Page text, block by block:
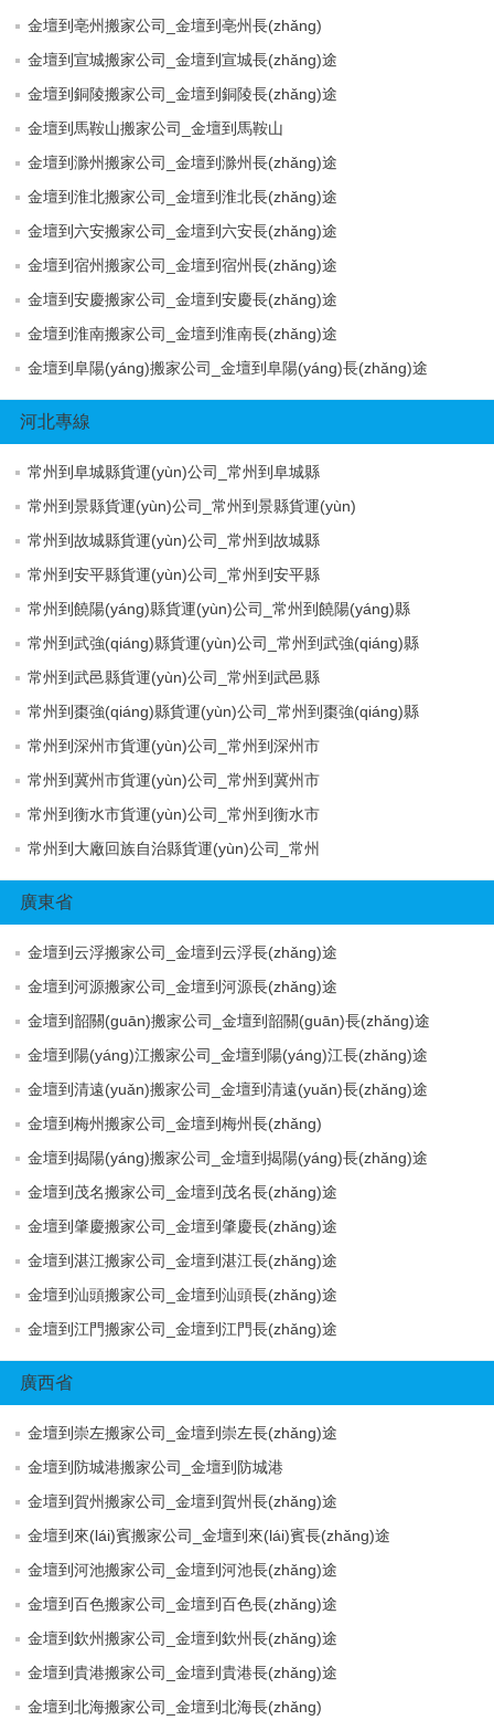
金壇到亳州搬家公司_金壇到亳州長(zhǎng)
金壇到宣城搬家公司_金壇到宣城長(zhǎng)途
金壇到銅陵搬家公司_金壇到銅陵長(zhǎng)途
金壇到馬鞍山搬家公司_金壇到馬鞍山
金壇到滁州搬家公司_金壇到滁州長(zhǎng)途
金壇到淮北搬家公司_金壇到淮北長(zhǎng)途
金壇到六安搬家公司_金壇到六安長(zhǎng)途
金壇到宿州搬家公司_金壇到宿州長(zhǎng)途
金壇到安慶搬家公司_金壇到安慶長(zhǎng)途
金壇到淮南搬家公司_金壇到淮南長(zhǎng)途
金壇到阜陽(yáng)搬家公司_金壇到阜陽(yáng)長(zhǎng)途
河北專線
常州到阜城縣貨運(yùn)公司_常州到阜城縣
常州到景縣貨運(yùn)公司_常州到景縣貨運(yùn)
常州到故城縣貨運(yùn)公司_常州到故城縣
常州到安平縣貨運(yùn)公司_常州到安平縣
常州到饒陽(yáng)縣貨運(yùn)公司_常州到饒陽(yáng)縣
常州到武強(qiáng)縣貨運(yùn)公司_常州到武強(qiáng)縣
常州到武邑縣貨運(yùn)公司_常州到武邑縣
常州到棗強(qiáng)縣貨運(yùn)公司_常州到棗強(qiáng)縣
常州到深州市貨運(yùn)公司_常州到深州市
常州到冀州市貨運(yùn)公司_常州到冀州市
常州到衡水市貨運(yùn)公司_常州到衡水市
常州到大廠回族自治縣貨運(yùn)公司_常州
廣東省
金壇到云浮搬家公司_金壇到云浮長(zhǎng)途
金壇到河源搬家公司_金壇到河源長(zhǎng)途
金壇到韶關(guān)搬家公司_金壇到韶關(guān)長(zhǎng)途
金壇到陽(yáng)江搬家公司_金壇到陽(yáng)江長(zhǎng)途
金壇到清遠(yuǎn)搬家公司_金壇到清遠(yuǎn)長(zhǎng)途
金壇到梅州搬家公司_金壇到梅州長(zhǎng)
金壇到揭陽(yáng)搬家公司_金壇到揭陽(yáng)長(zhǎng)途
金壇到茂名搬家公司_金壇到茂名長(zhǎng)途
金壇到肇慶搬家公司_金壇到肇慶長(zhǎng)途
金壇到湛江搬家公司_金壇到湛江長(zhǎng)途
金壇到汕頭搬家公司_金壇到汕頭長(zhǎng)途
金壇到江門搬家公司_金壇到江門長(zhǎng)途
廣西省
金壇到崇左搬家公司_金壇到崇左長(zhǎng)途
金壇到防城港搬家公司_金壇到防城港
金壇到賀州搬家公司_金壇到賀州長(zhǎng)途
金壇到來(lái)賓搬家公司_金壇到來(lái)賓長(zhǎng)途
金壇到河池搬家公司_金壇到河池長(zhǎng)途
金壇到百色搬家公司_金壇到百色長(zhǎng)途
金壇到欽州搬家公司_金壇到欽州長(zhǎng)途
金壇到貴港搬家公司_金壇到貴港長(zhǎng)途
金壇到北海搬家公司_金壇到北海長(zhǎng)